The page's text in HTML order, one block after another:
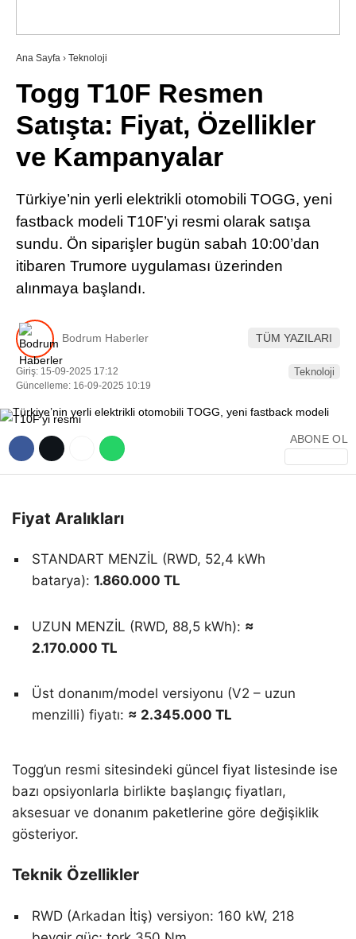
WhatsApp İhbar Hattı
Instagram
Ana Sayfa › Teknoloji
Togg T10F Resmen
Satışta: Fiyat, Özellikler
ve Kampanyalar
Türkiye’nin yerli elektrikli otomobili TOGG, yeni
fastback modeli T10F’yi resmi olarak satışa
sundu. Ön siparişler bugün sabah 10:00’dan
itibaren Trumore uygulaması üzerinden
alınmaya başlandı.
Bodrum Haberler TÜM YAZILARI
Giriş: 15-09-2025 17:12
Güncelleme: 16-09-2025 10:19
Teknoloji
ABONE OL
Fiyat Aralıkları
STANDART MENZİL (RWD, 52,4 kWh
batarya): 1.860.000 TL
UZUN MENZİL (RWD, 88,5 kWh): ≈
2.170.000 TL
Üst donanım/model versiyonu (V2 – uzun
menzilli) fiyatı: ≈ 2.345.000 TL
Togg’un resmi sitesindeki güncel fiyat listesinde ise
bazı opsiyonlarla birlikte başlangıç fiyatları,
aksesuar ve donanım paketlerine göre değişiklik
gösteriyor.
Teknik Özellikler
RWD (Arkadan İtiş) versiyon: 160 kW, 218